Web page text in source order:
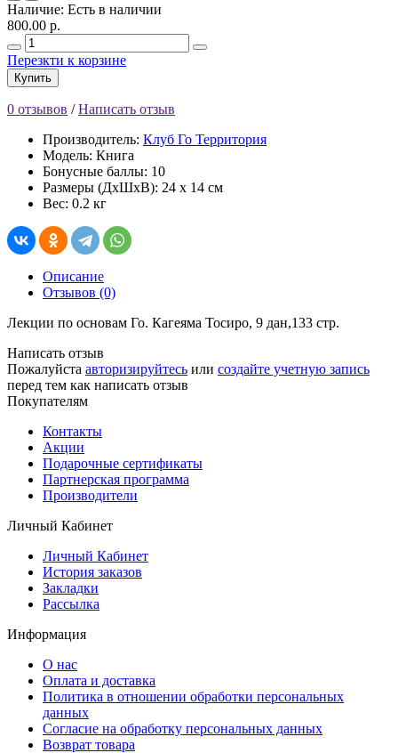
Наличие: Есть в наличии
800.00 р.
Перезкти к корзине
Купить
0 отзывов /Написать отзыв
Производитель: Клуб Го Территория
Модель: Книга
Бонусные баллы: 10
Размеры (ДхШхВ): 24 x 14 см
Вес: 0.2 кг
Описание
Отзывов (0)
Лекции по основам Го. Кагеяма Тосиро, 9 дан,133 стр.
Написать отзыв
Пожалуйста авторизируйтесь или создайте учетную запись
перед тем как написать отзыв
Покупателям
Контакты
Акции
Подарочные сертификаты
Партнерская программа
Производители
Личный Кабинет
Личный Кабинет
История заказов
Закладки
Рассылка
Информация
О нас
Оплата и доставка
Политика в отношении обработки персональных
данных
Согласие на обработку персональных данных
Возврат товара